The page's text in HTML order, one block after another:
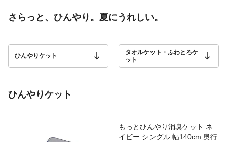
さらっと、ひんやり。夏にうれしい。
ひんやりケット
タオルケット・ふわとろケ
ット
ひんやりケット
もっとひんやり消臭ケット ネ
イビー シングル 幅140cm 奥行